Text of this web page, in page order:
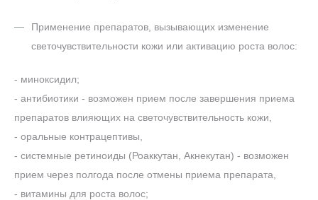
Применение препаратов, вызывающих изменение
светочувствительности кожи или активацию роста волос:
- миноксидил;
- антибиотики - возможен прием после завершения приема
препаратов влияющих на светочувствительность кожи,
- оральные контрацептивы,
- системные ретиноиды (Роаккутан, Акнекутан) - возможен
прием через полгода после отмены приема препарата,
- витамины для роста волос;